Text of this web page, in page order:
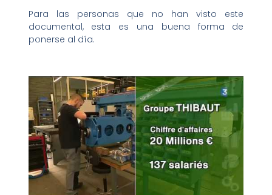
Para las personas que no han visto este
documental, esta es una buena forma de
ponerse al día.